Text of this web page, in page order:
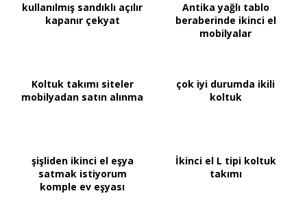
kullanılmış sandıklı açılır
kapanır çekyat
Antika yağlı tablo
beraberinde ikinci el
mobilyalar
Koltuk takımı siteler
mobilyadan satın alınma
çok iyi durumda ikili
koltuk
şişliden ikinci el eşya
satmak istiyorum
komple ev eşyası
İkinci el L tipi koltuk
takımı